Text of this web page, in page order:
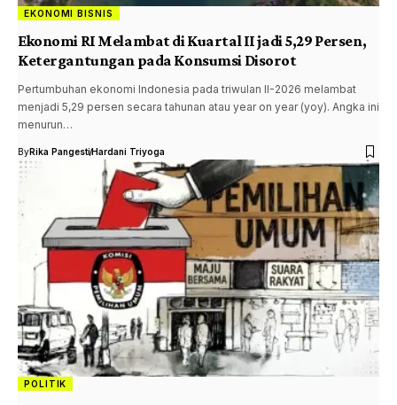
EKONOMI BISNIS
Ekonomi RI Melambat di Kuartal II jadi 5,29 Persen,
Ketergantungan pada Konsumsi Disorot
Pertumbuhan ekonomi Indonesia pada triwulan II-2026 melambat
menjadi 5,29 persen secara tahunan atau year on year (yoy). Angka ini
menurun…
ByRika PangestiHardani Triyoga
POLITIK